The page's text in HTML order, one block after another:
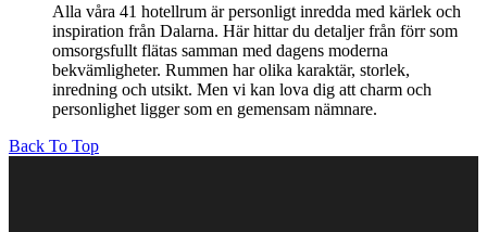
Alla våra 41 hotellrum är personligt inredda med kärlek och
inspiration från Dalarna. Här hittar du detaljer från förr som
omsorgsfullt flätas samman med dagens moderna
bekvämligheter. Rummen har olika karaktär, storlek,
inredning och utsikt. Men vi kan lova dig att charm och
personlighet ligger som en gemensam nämnare.
Back To Top